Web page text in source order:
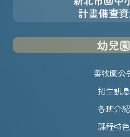
計畫備查
幼兒園
善牧園公
招生訊息
各班介紹
課程特色